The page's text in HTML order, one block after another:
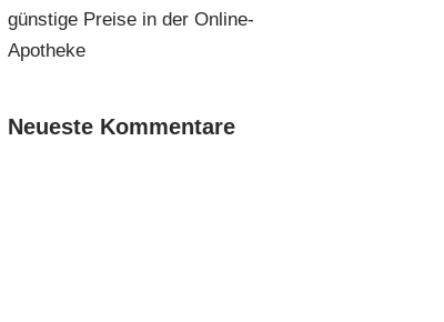
günstige Preise in der Online-
Apotheke
Neueste Kommentare